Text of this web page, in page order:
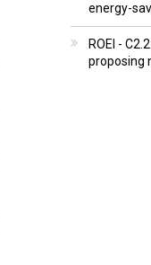
energy-
ROEI -
proposing